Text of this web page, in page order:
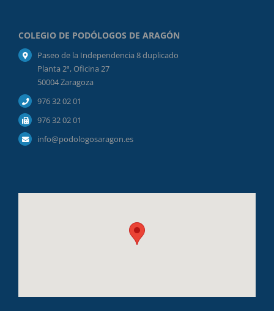
COLEGIO DE PODÓLOGOS DE ARAGÓN
Paseo de la Independencia 8 duplicado
Planta 2ª, Oficina 27
50004 Zaragoza
976 32 02 01
976 32 02 01
info@podologosaragon.es